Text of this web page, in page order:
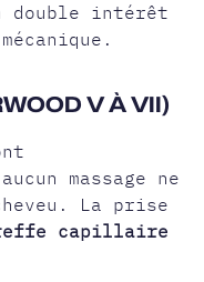
double intérêt
V À VII)
massage ne
La prise
capillaire